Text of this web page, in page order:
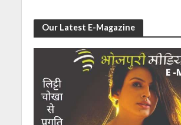
Our Latest E-Magazine